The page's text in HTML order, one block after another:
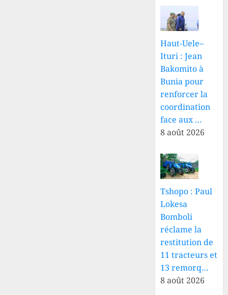
Haut-Uele–
Ituri : Jean
Bakomito à
Bunia pour
renforcer la
coordination
face aux …
8 août 2026
Tshopo : Paul
Lokesa
Bomboli
réclame la
restitution de
11 tracteurs et
13 remorq…
8 août 2026